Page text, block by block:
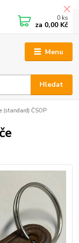
Menu
Hledat
0 ks
za 0,00 Kč
(standard) ČSOP